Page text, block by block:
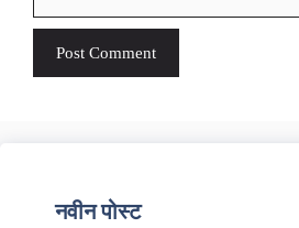
नवीन पोस्ट